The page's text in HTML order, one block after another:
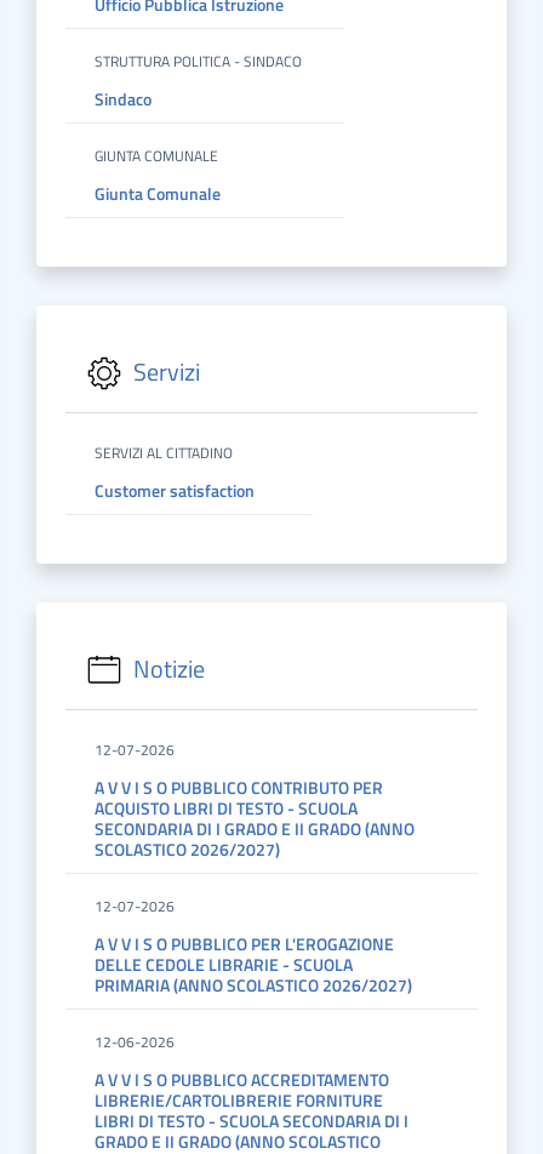
STRUTTURA POLITICA - SINDACO
Sindaco
GIUNTA COMUNALE
Giunta Comunale
Servizi
SERVIZI AL CITTADINO
Customer satisfaction
Notizie
12-07-2026
A V V I S O PUBBLICO CONTRIBUTO PER
ACQUISTO LIBRI DI TESTO - SCUOLA
SECONDARIA DI I GRADO E II GRADO (ANNO
SCOLASTICO 2026/2027)
12-07-2026
A V V I S O PUBBLICO PER L'EROGAZIONE
DELLE CEDOLE LIBRARIE - SCUOLA
PRIMARIA (ANNO SCOLASTICO 2026/2027)
12-06-2026
A V V I S O PUBBLICO ACCREDITAMENTO
LIBRERIE/CARTOLIBRERIE FORNITURE
LIBRI DI TESTO - SCUOLA SECONDARIA DI I
GRADO E II GRADO (ANNO SCOLASTICO